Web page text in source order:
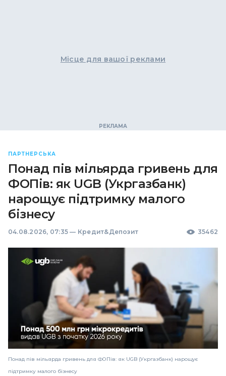
Місце для вашої реклами
ПАРТНЕРСЬКА
Понад пів мільярда гривень для
ФОПів: як UGB (Укргазбанк)
нарощує підтримку малого
бізнесу
04.08.2026, 07:35 — Кредит&Депозит 35462
Понад пів мільярда гривень для ФОПів: як UGB (Укргазбанк) нарощує
підтримку малого бізнесу